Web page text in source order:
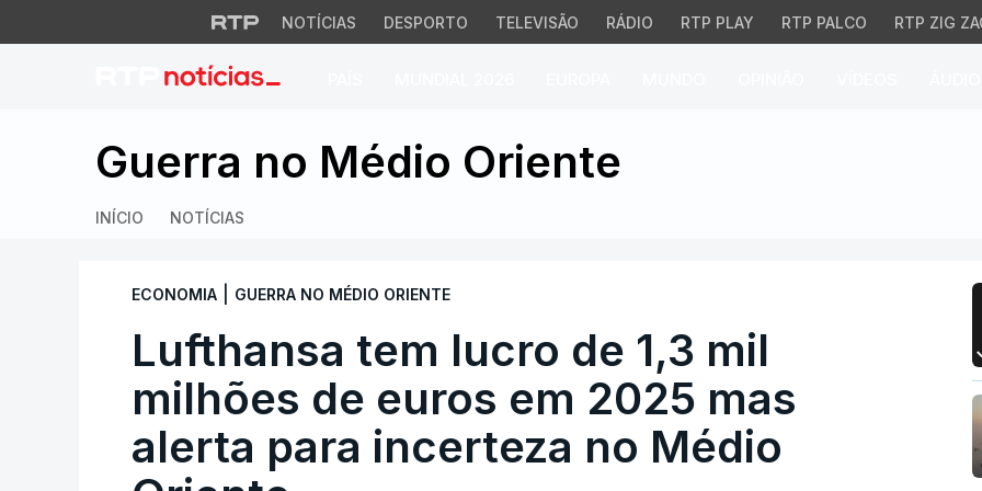
NOTÍCIAS DESPORTO TELEVISÃO RÁDIO RTP PLAY RTP PALCO RTP ZIG
Lufthansa tem lucro de 1,3 mil milhões
Guerra no Médio Oriente
INÍCIO NOTÍCIAS
ECONOMIA GUERRA NO MÉDIO ORIENTE
Lufthansa tem lucro de 1,3 mil
milhões de euros em 2025 mas
alerta para incerteza no Médio